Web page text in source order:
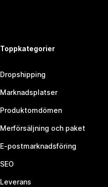
Toppkategorier
Dropshipping
Marknadsplatser
Produktomdömen
Merförsäljning och paket
E-postmarknadsföring
SEO
Leverans